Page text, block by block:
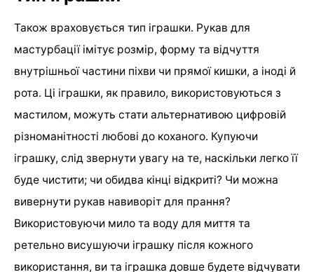
Також враховується тип іграшки. Рукав для
мастурбації імітує розмір, форму та відчуття
внутрішньої частини піхви чи прямої кишки, а іноді й
рота. Ці іграшки, як правило, використовуються з
мастилом, можуть стати альтернативою цифровій
різноманітності любові до коханого. Купуючи
іграшку, слід звернути увагу на те, наскільки легко її
буде чистити; чи обидва кінці відкриті? Чи можна
вивернути рукав навиворіт для прання?
Використовуючи мило та воду для миття та
ретельно висушуючи іграшку після кожного
використання, ви та іграшка довше будете відчувати